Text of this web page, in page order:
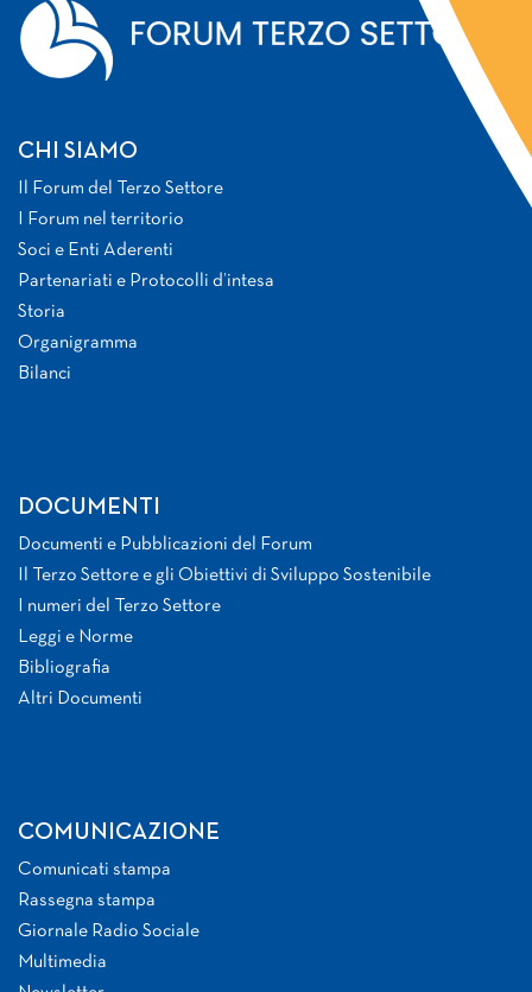
CHI SIAMO
Il Forum del Terzo Settore
I Forum nel territorio
Soci e Enti Aderenti
Partenariati e Protocolli d’intesa
Storia
Organigramma
Bilanci
DOCUMENTI
Documenti e Pubblicazioni del Forum
Il Terzo Settore e gli Obiettivi di Sviluppo Sostenibile
I numeri del Terzo Settore
Leggi e Norme
Bibliografia
Altri Documenti
COMUNICAZIONE
Comunicati stampa
Rassegna stampa
Giornale Radio Sociale
Multimedia